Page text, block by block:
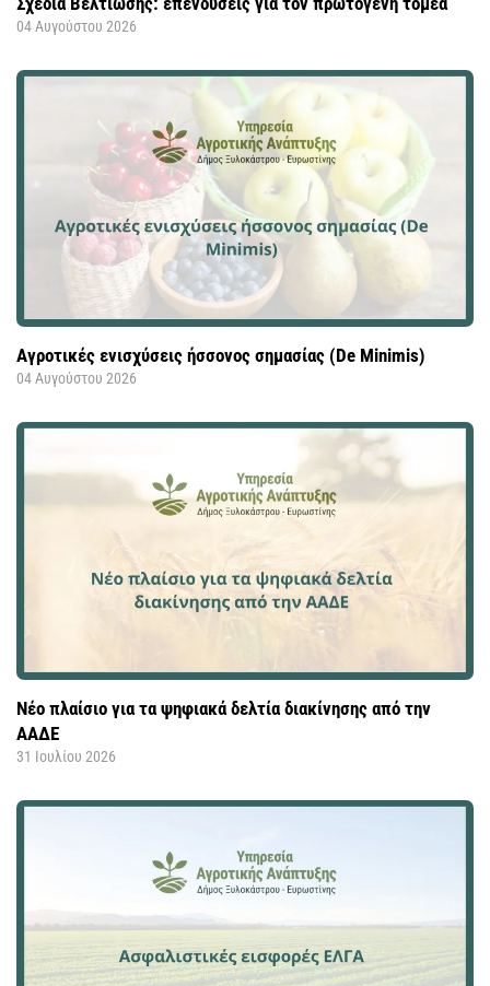
04 Αυγούστου 2026
Αγροτικές ενισχύσεις ήσσονος σημασίας (De Minimis)
04 Αυγούστου 2026
Νέο πλαίσιο για τα ψηφιακά δελτία διακίνησης από την
ΑΑΔΕ
31 Ιουλίου 2026